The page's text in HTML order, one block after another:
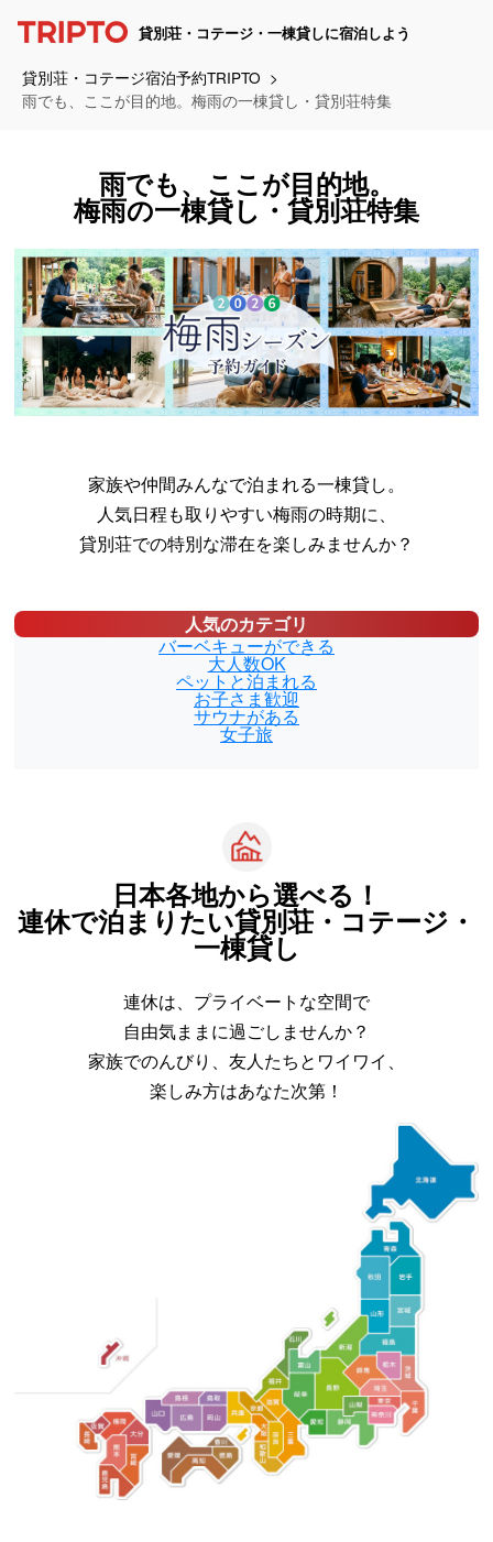
貸別荘・コテージ・一棟貸しに宿泊しよう
貸別荘・コテージ宿泊予約TRIPTO
雨でも、ここが目的地。梅雨の一棟貸し・貸別荘特集
雨でも、ここが目的地。
梅雨の一棟貸し・貸別荘特集
家族や仲間みんなで泊まれる一棟貸し。
人気日程も取りやすい梅雨の時期に、
貸別荘での特別な滞在を楽しみませんか？
人気のカテゴリ
バーベキューができる
大人数OK
ペットと泊まれる
お子さま歓迎
サウナがある
女子旅
日本各地から選べる！
連休で泊まりたい貸別荘・コテージ・
一棟貸し
連休は、プライベートな空間で
自由気ままに過ごしませんか？
家族でのんびり、 友人たちとワイワイ、
楽しみ方はあなた次第！